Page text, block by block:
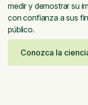
medir y demostrar su
con confianza a sus
público.
Conozca la